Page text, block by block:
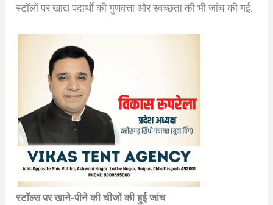
स्टॉलों पर खाद्य पदार्थों की गुणवत्ता और स्वच्छता की भी जांच की गई.
स्टॉल्स पर खाने-पीने की चीजों की हुई जांच